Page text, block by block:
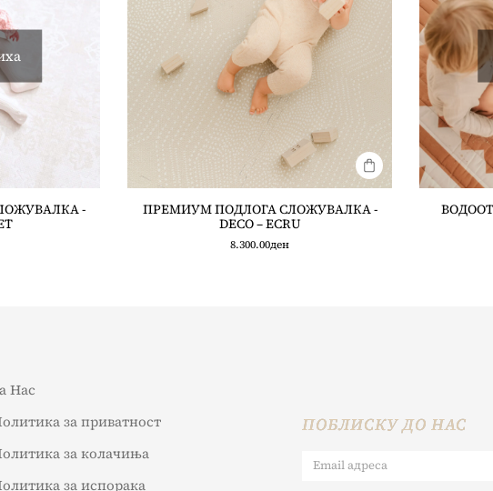
-
ПРЕМИУМ ПОДЛОГА СЛОЖУВАЛКА -
DECO – ECRU
8.300.00ден
Нас
за приватност
за колачиња
за испорака
ПОБЛИСКУ ДО НАС